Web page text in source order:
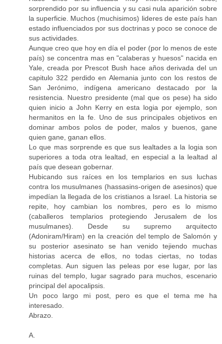
sorprendido por su influencia y su casi nula aparición sobre
la superficie. Muchos (muchisimos) lideres de este país han
estado influenciados por sus doctrinas y poco se conoce de
sus actividades.
Aunque creo que hoy en día el poder (por lo menos de este
país) se concentra mas en "calaberas y huesos" nacida en
Yale, creada por Prescot Bush hace años derivada del un
capitulo 322 perdido en Alemania junto con los restos de
San Jerónimo, indígena americano destacado por la
resistencia. Nuestro presidente (mal que os pese) ha sido
quien inicio a John Kerry en esta logia por ejemplo, son
hermanitos en la fe. Uno de sus principales objetivos en
dominar ambos polos de poder, malos y buenos, gane
quien gane, ganan ellos.
Lo que mas sorprende es que sus lealtades a la logia son
superiores a toda otra lealtad, en especial a la lealtad al
país que desean gobernar.
Hubicando sus raíces en los templarios en sus luchas
contra los musulmanes (hassasins-origen de asesinos) que
impedían la llegada de los cristianos a Israel. La historia se
repite, hoy cambian los nombres, pero es lo mismo
(caballeros templarios protegiendo Jerusalem de los
musulmanes). Desde su supremo arquitecto
(Adoniram/Hiram) en la creación del templo de Salomón y
su posterior asesinato se han venido tejiendo muchas
historias acerca de ellos, no todas ciertas, no todas
completas. Aun siguen las peleas por ese lugar, por las
ruinas del templo, lugar sagrado para muchos, escenario
principal del apocalipsis.
Un poco largo mi post, pero es que el tema me ha
interesado.
Abrazo.
A.